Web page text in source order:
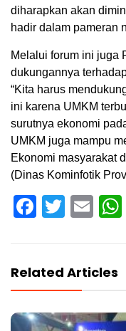
diharapkan akan
hadir dalam pameran
Melalui forum ini juga
dukungannya
“Kita harus
ini karena UMKM
surutnya ekonomi
UMKM juga mampu
Ekonomi masyarakat
(Dinas Kominfotik
Related Articles